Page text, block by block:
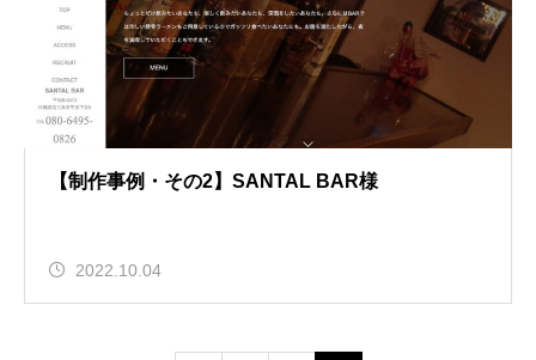
【制作事例・その2】SANTAL BAR様
2022.10.04